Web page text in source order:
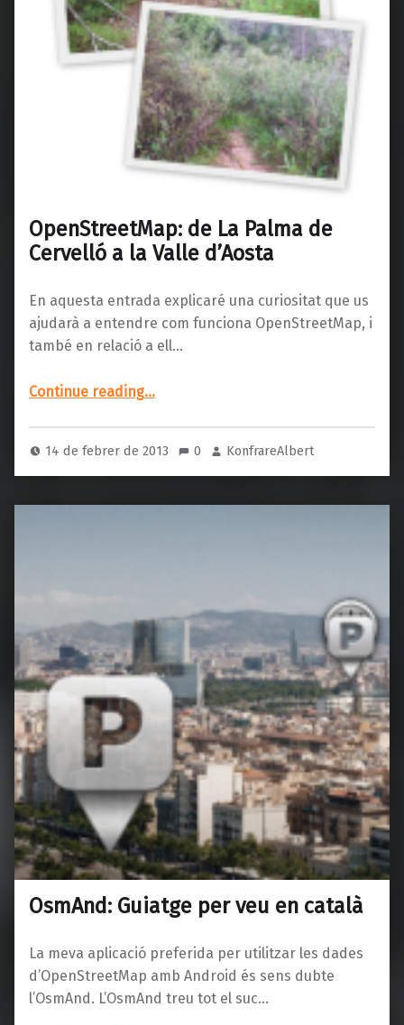
OpenStreetMap: de La Palma de
Cervelló a la Valle d’Aosta
En aquesta entrada explicaré una curiositat que us
ajudarà a entendre com funciona OpenStreetMap, i
també en relació a ell…
Continue reading“OpenStreetMap: de La Palma de Cervelló a la Valle d’Aosta”
…
14 de febrer de 2013 0 KonfrareAlbert
OsmAnd: Guiatge per veu en català
La meva aplicació preferida per utilitzar les dades
d’OpenStreetMap amb Android és sens dubte
l’OsmAnd. L’OsmAnd treu tot el suc…